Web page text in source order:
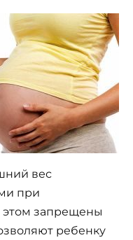
вес
при
запрещены
ребенку